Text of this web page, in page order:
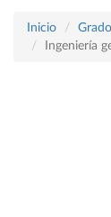
Inicio
Ingeniería